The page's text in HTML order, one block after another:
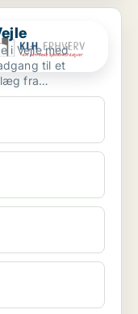
i Vejle med
til et
fra